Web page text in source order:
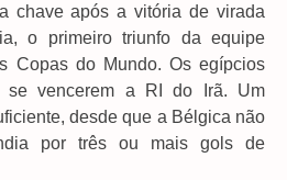
chave após a vitória de virada
o primeiro triunfo da equipe
Copas do Mundo. Os egípcios
se vencerem a RI do Irã. Um
desde que a Bélgica não
por três ou mais gols de